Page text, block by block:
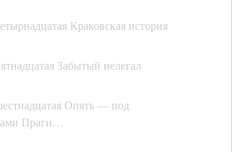
Краковская история
Забытый нелегал
Опять — под
Праги…